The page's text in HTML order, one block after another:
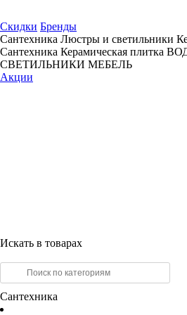
Скидки Бренды
Сантехника Люстры и светильники
Сантехника Керамическая плитка
СВЕТИЛЬНИКИ МЕБЕЛЬ
Акции
Искать в товарах
Сантехника